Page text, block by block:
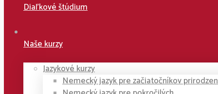
Diaľkové štúdium
Naše kurzy
Jazykové kurzy
Nemecký jazyk pre začiatočníkov